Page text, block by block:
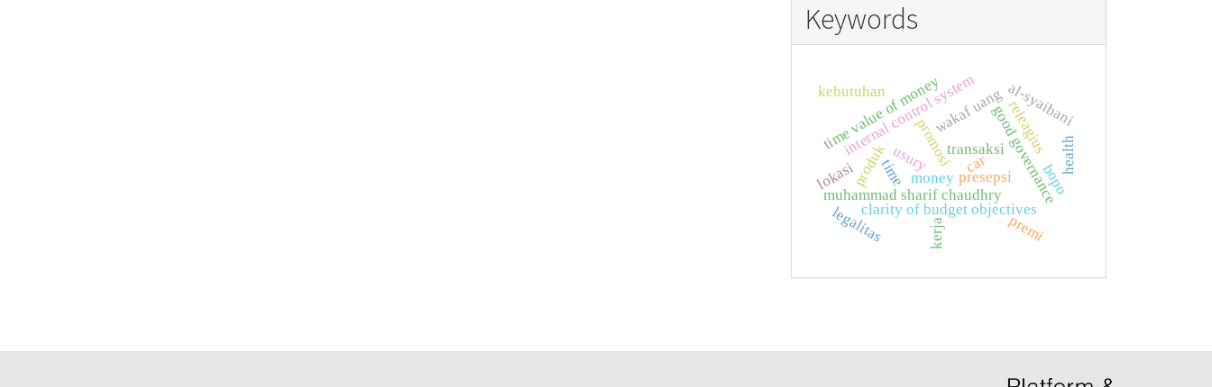
Keywords
muhammad sharif chaudhry
produk good governance
internal control system
clarity of budget objectives
time money
usury
time value of money
promosi
lokasi
premi
wakaf uang
presepsi
releagius
kerja
al-syaibani
kebutuhan
transaksi
legalitas
bopo
car health